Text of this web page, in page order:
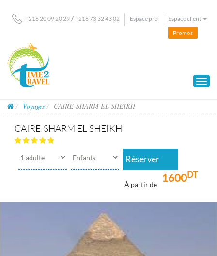
+216 20 09 20 29 /+216 73 32 43 02 Espace pro
Espace client
Promos
Voyages CAIRE-SHARM EL SHEIKH
CAIRE-SHARM EL SHEIKH
Réserver
1600DT
À partir de